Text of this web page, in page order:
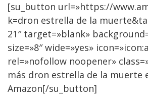
[su_button url=»https://
k=dron estrella de la
21″ target=»blank»
size=»8″ wide=»yes»
rel=»nofollow noopener»
más dron estrella de la muerte
Amazon[/su_button]